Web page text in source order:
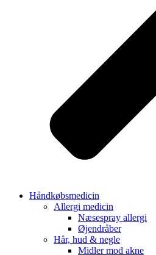
Håndkøbsmedicin
Allergi medicin
Næsespray allergi
Øjendråber
Hår, hud & negle
Midler mod akne